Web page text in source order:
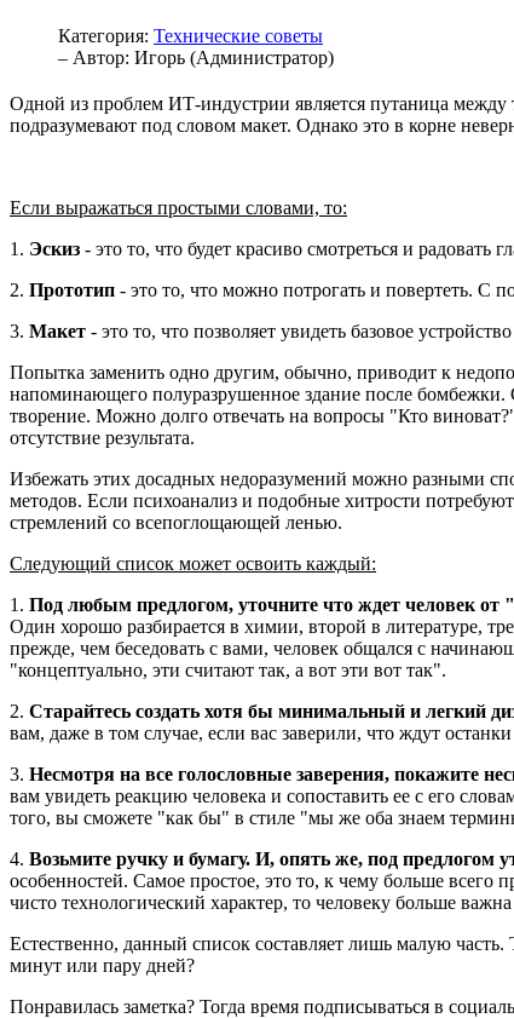
Категория: Технические советы
– Автор: Игорь (Администратор)
Одной из проблем ИТ-индустрии является путаница
подразумевают под словом макет. Однако это в корне
Если выражаться простыми словами, то:
1. Эскиз - это то, что будет красиво смотреться и радовать
2. Прототип - это то, что можно потрогать и повертеть. С
3. Макет - это то, что позволяет увидеть базовое
Попытка заменить одно другим, обычно, приводит к
напоминающего полуразрушенное здание после бомбежки.
творение. Можно долго отвечать на вопросы "Кто
отсутствие результата.
Избежать этих досадных недоразумений можно разными
методов. Если психоанализ и подобные хитрости
стремлений со всепоглощающей ленью.
Следующий список может освоить каждый:
1. Под любым предлогом, уточните что ждет человек от
Один хорошо разбирается в химии, второй в литературе,
прежде, чем беседовать с вами, человек общался с
"концептуально, эти считают так, а вот эти вот так".
2. Старайтесь создать хотя бы минимальный и легкий
вам, даже в том случае, если вас заверили, что ждут
3. Несмотря на все голословные заверения, покажите
вам увидеть реакцию человека и сопоставить ее с его
того, вы сможете "как бы" в стиле "мы же оба знаем
4. Возьмите ручку и бумагу. И, опять же, под предлогом
особенностей. Самое простое, это то, к чему больше
чисто технологический характер, то человеку больше
Естественно, данный список составляет лишь малую
минут или пару дней?
Понравилась заметка? Тогда время подписываться в